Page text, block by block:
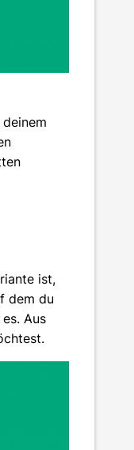
ist,
dem du
Aus